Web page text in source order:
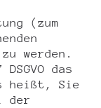
(zum
werden.
das
heißt, Sie
der